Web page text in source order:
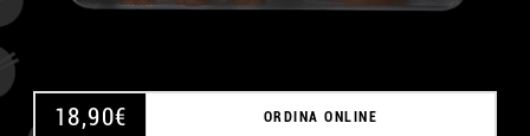
18,90€ ORDINA ONLINE